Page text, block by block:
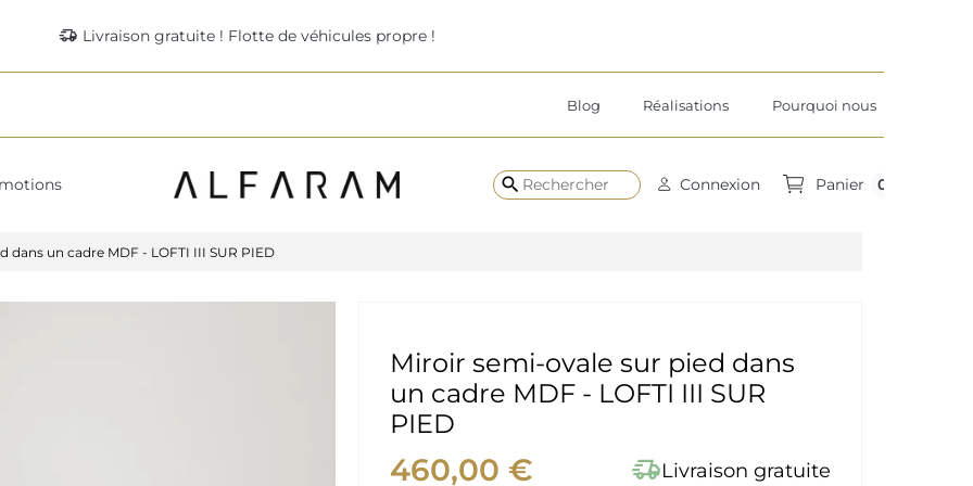
delivery_truck_speed Livraison gratuite ! Flotte de véhicules propre !
Blog Réalisations Pourquoi nous
search Connexion Panier 0
dans un cadre MDF - LOFTI III SUR PIED
Miroir semi-ovale sur pied dans
un cadre MDF - LOFTI III SUR
PIED
460,00 € delivery_truck_speedLivraison gratuite